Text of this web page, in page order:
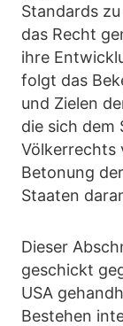
Standards
das Recht
ihre
folgt das
und Zielen
die sich dem
Völkerrechts
Betonung
Staaten
Dieser
geschickt
USA
Bestehen